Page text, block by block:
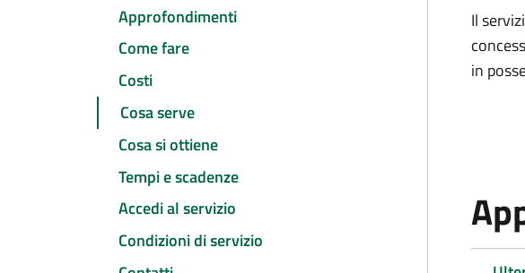
Approfondimenti
Come fare
Costi
Cosa serve
Cosa si ottiene
Tempi e scadenze
Accedi al servizio
Condizioni di servizio
Il
in